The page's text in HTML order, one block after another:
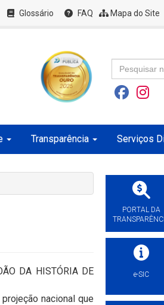
Glossário FAQ Mapa do Site
Transparência Serviços
DA HISTÓRIA DE
nacional que
PORTAL DA
e-SIC